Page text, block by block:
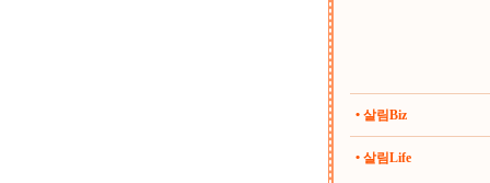
• 살림Biz
• 살림Life